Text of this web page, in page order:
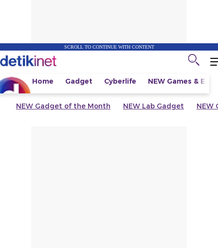
SCROLL TO CONTINUE WITH CONTENT
Home Gadget Cyberlife NEW Games &
NEW Gadget of the Month NEW Lab Gadget NEW